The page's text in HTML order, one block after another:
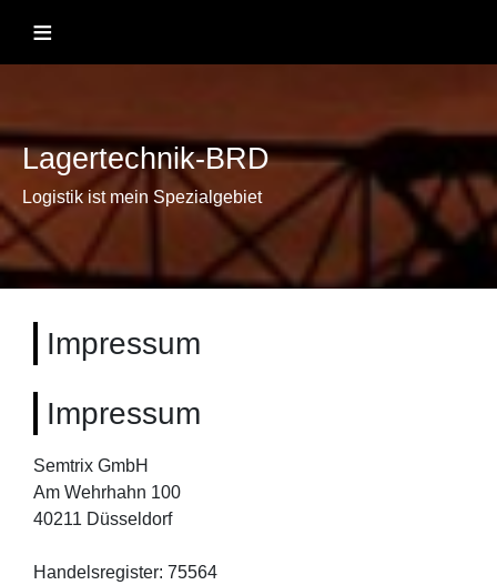
content
≡
Lagertechnik-BRD
Logistik ist mein Spezialgebiet
Impressum
Impressum
Semtrix GmbH
Am Wehrhahn 100
40211 Düsseldorf
Handelsregister: 75564